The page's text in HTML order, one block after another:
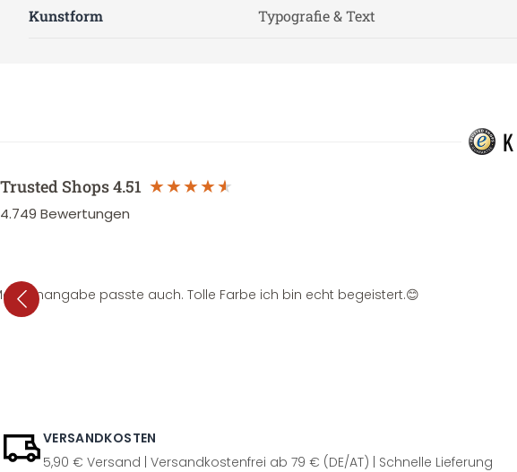
Kunstform Typografie & Text
Trusted Shops4.51
4.749 Bewertungen
passte auch. Tolle Farbe ich bin echt begeistert.😊
VERSANDKOSTEN
5,90 € Versand | Versandkostenfrei ab 79 € (DE/AT) | Schnelle Lieferung